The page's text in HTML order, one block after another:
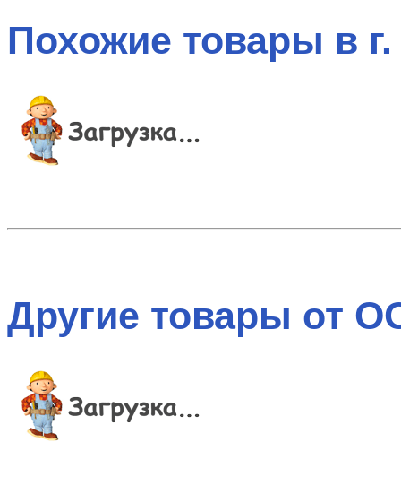
Похожие товары в
Другие товары от